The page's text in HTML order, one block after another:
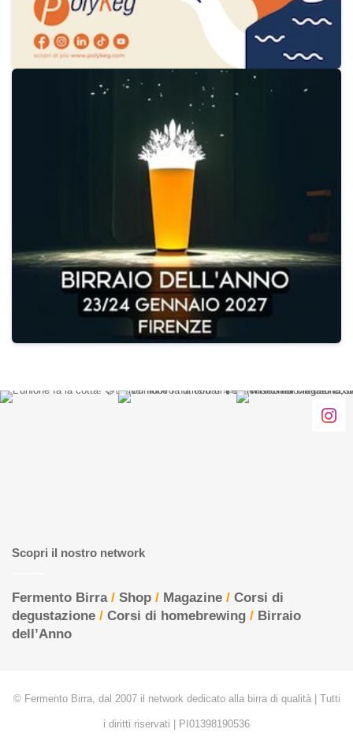
Scopri il nostro network
Fermento Birra/ Shop / Magazine / Corsi di
degustazione / Corsi di homebrewing / Birraio
dell’Anno
© Fermento Birra, dal 2007 il network dedicato alla birra di qualità | Tutti
i diritti riservati | PI01398190536